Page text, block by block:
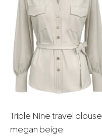
Triple Nine travel blouse
megan beige
Recent
bekeken